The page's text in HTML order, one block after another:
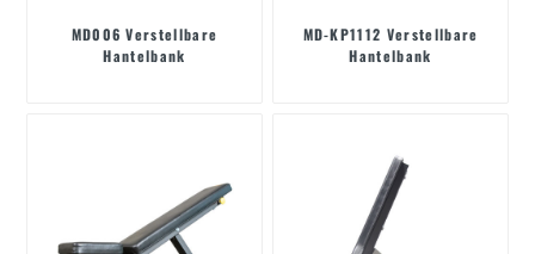
MD006 Verstellbare
Hantelbank
MD-KP1112 Verstellbare
Hantelbank